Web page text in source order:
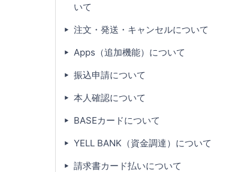
いて
注文・発送・キャンセルについて
Apps（追加機能）について
振込申請について
本人確認について
BASEカードについて
YELL BANK（資金調達）について
請求書カード払いについて